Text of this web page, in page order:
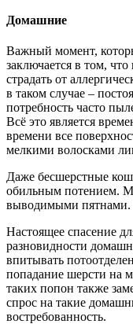
Домашние
Важный момент,
заключается в том,
страдать от
в таком случае –
потребность часто
Всё это является
времени все
мелкими волосками
Даже бесшерстные
обильным потением.
выводимыми пятнами.
Настоящее спасение
разновидности
впитывать
попадание шерсти на
таких попон также
спрос на такие
востребованность.